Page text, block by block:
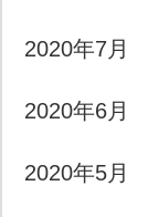
2020年7月
2020年6月
2020年5月